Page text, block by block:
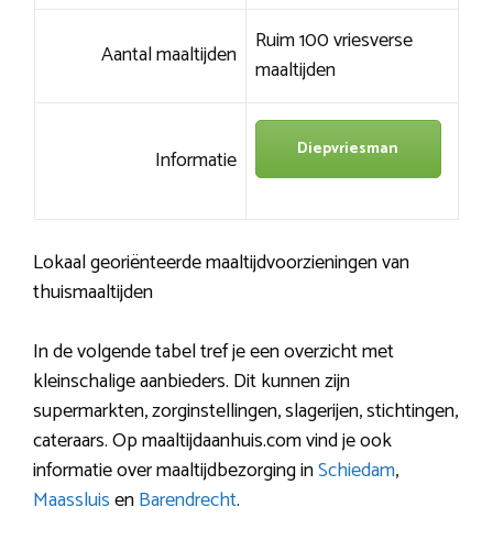
Aantal maaltijden Ruim 100 vriesverse
maaltijden
Informatie Diepvriesman
Lokaal georiënteerde maaltijdvoorzieningen van
thuismaaltijden
In de volgende tabel tref je een overzicht met
kleinschalige aanbieders. Dit kunnen zijn
supermarkten, zorginstellingen, slagerijen, stichtingen,
cateraars. Op maaltijdaanhuis.com vind je ook
informatie over maaltijdbezorging inSchiedam,
MaassluisenBarendrecht.